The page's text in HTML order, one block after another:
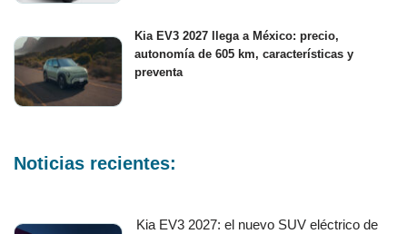
Kia EV3 2027 llega a México: precio,
autonomía de 605 km, características y
preventa
Noticias recientes:
Kia EV3 2027: el nuevo SUV eléctrico de